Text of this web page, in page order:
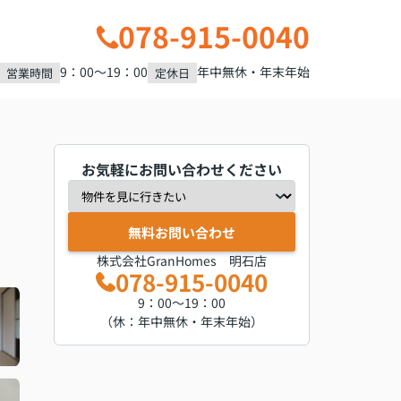
078-915-0040
営業時間 9：00～19：00 定休日 年中無休・年末年始
お気軽にお問い合わせください
無料お問い合わせ
株式会社GranHomes 明石店
078-915-0040
9：00～19：00
（休：年中無休・年末年始）